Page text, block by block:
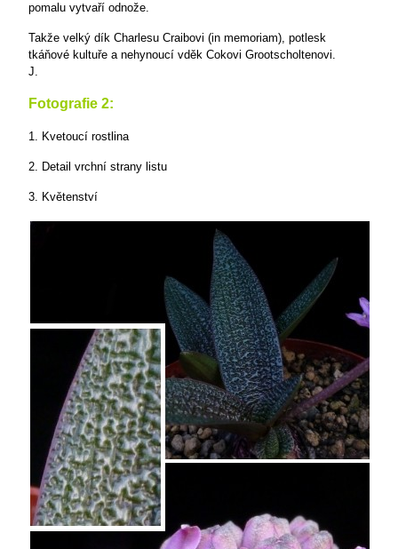
pomalu vytvaří odnože.
Takže velký dík Charlesu Craibovi (in memoriam), potlesk
tkáňové kultuře a nehynoucí vděk Cokovi Grootscholtenovi.
J.
Fotografie 2:
1. Kvetoucí rostlina
2. Detail vrchní strany listu
3. Květenství